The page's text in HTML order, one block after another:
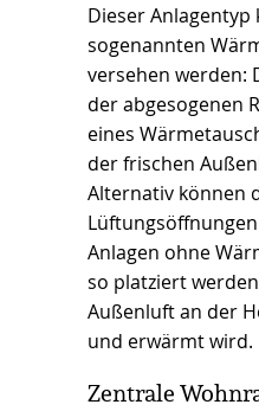
Dieser
sogenannten
versehen werden:
der abgesogenen
eines
der frischen
Alternativ können
Anlagen ohne
so platziert
Außenluft an der
und erwärmt wird.
Zentrale